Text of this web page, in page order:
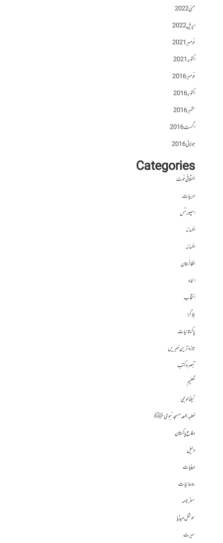
مئی 2022
اپریل 2022
نومبر 2021
اکتوبر 2021
نومبر 2016
اکتوبر 2016
ستمبر 2016
اگست 2016
جولائی 2016
Categories
اختلافی نوٹ
ادبیات
اسپورٹس
افسانہ
افسانہ
افغانستان
الحاد
انتخاب
بلاگز
پاکستانیات
تازہ ترین خبریں
تبصرہ کتب
تعلیم
ٹیکنالوجی
خطبہ جمعہ مسجد نبوی ﷺ
دفاع پاکستان
دلیل
دینیات
روحانیات
سفرنامہ
سوشل میڈیا
سیرت